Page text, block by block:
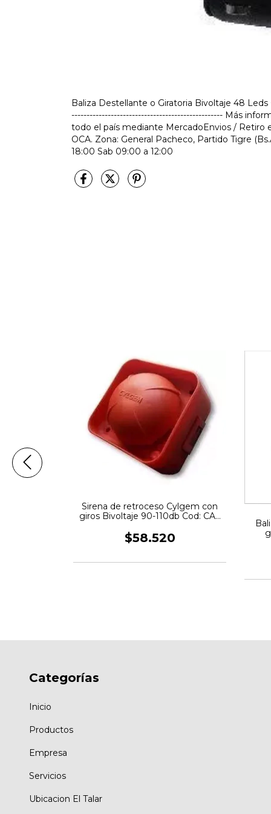
Baliza Destellante o Giratoria Bivoltaje 48
-------------------------------------------------- Más
todo el país mediante MercadoEnvios / Retiro
OCA. Zona: General Pacheco, Partido Tigre
18:00 Sab 09:00 a 12:00
Con Pie
Sirena de retroceso Cylgem con
giros Bivoltaje 90-110db Cod: CAL
$58.520
Categorías
Inicio
Productos
Empresa
Servicios
Ubicacion El Talar